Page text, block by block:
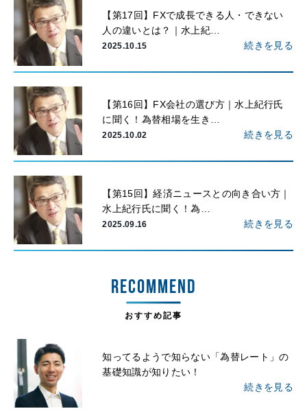
【第17回】FXで成長できる人・できない
人の違いとは？｜水上紀…
2025.10.15 続きを見る
【第16回】FX会社の選び方｜水上紀行氏
に聞く！為替相場を生き…
2025.10.02 続きを見る
【第15回】経済ニュースとの向き合い方｜
水上紀行氏に聞く！為…
2025.09.16 続きを見る
RECOMMEND
おすすめ記事
知ってるようで知らない「為替レート」の
基礎知識が知りたい！
続きを見る